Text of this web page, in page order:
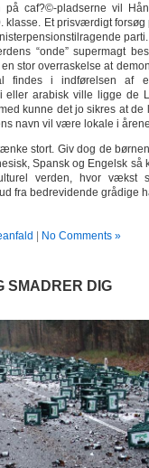
på caf?©-pladserne vil
klasse. Et prisværdigt forsøg
“onde” supermagt
stor overraskelse at
findes i indførelsen af
eller arabisk ville ligge de
kunne det jo sikres at
navn vil være lokale i
stort. Giv dog de
Spansk og Engelsk så
verden, hvor vækst
fra bedrevidende grådige
| No Comments »
SMADRER DIG